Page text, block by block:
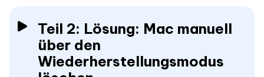
Teil 2: Lösung: Mac manuell
über den
Wiederherstellungsmodus